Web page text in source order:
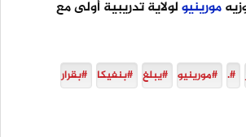
مورينيولولاية تدريبية أولى مع
#. #مورينيو #يبلغ #بنفيكا #بقرار